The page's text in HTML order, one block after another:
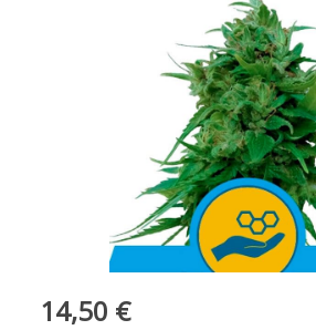
14,50 €